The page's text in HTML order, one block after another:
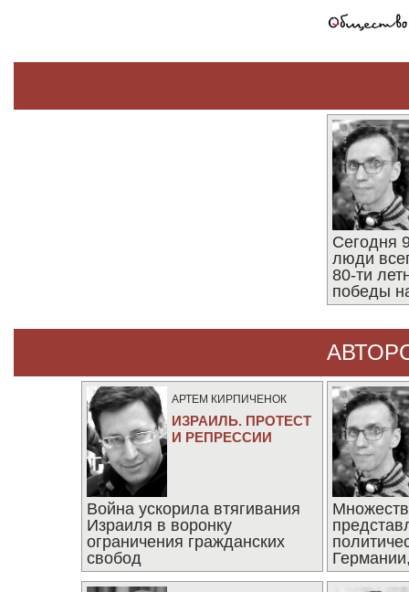
Сегодня
люди
80-ти
победы
АРТЕМ КИРПИЧЕНОК
ИЗРАИЛЬ. ПРОТЕСТ
И РЕПРЕССИИ
Война ускорила втягивания
Израиля в воронку
ограничения гражданских
свобод